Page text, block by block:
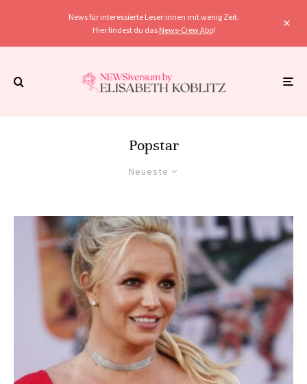
News für interessierte Leser:innen mit wenig Zeit.
Hier findest du das News-Crew Abo!
Popstar
Neueste